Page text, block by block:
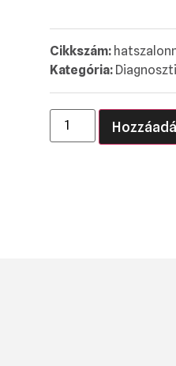
Cikkszám:
Kategória: